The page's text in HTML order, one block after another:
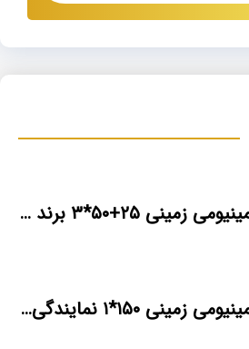
کابل آلومینیومی زمینی ۲۵+۵۰*۳ برند ماهان
کابل آلومینیومی زمینی ۱۵۰*۱ نمایندگی فروش